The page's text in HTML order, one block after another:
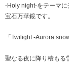
-Holy night-をテーマ
宝石万華鏡です。
「Twilight -Aurora
聖なる夜に降り積もる